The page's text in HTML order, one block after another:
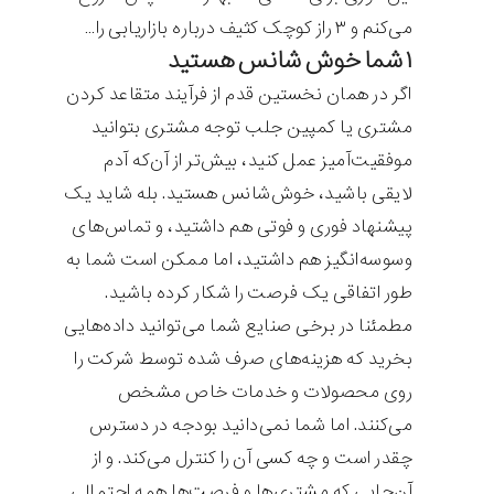
می‌کنم و ۳ راز کوچک کثیف درباره بازاریابی را…
۱ شما خوش شانس هستید
اگر در همان نخستین قدم از فرآیند متقاعد کردن
مشتری یا کمپین جلب توجه مشتری بتوانید
موفقیت‌آمیز عمل کنید، بیش‌تر از آن‌که آدم
لایقی باشید، خوش‌شانس هستید. بله شاید یک
پیشنهاد فوری و فوتی هم داشتید، و تماس‌های
وسوسه‌انگیز هم داشتید، اما ممکن است شما به
طور اتفاقی یک فرصت را شکار کرده باشید.
مطمئنا در برخی صنایع شما می‌توانید داده‌هایی
بخرید که هزینه‌های صرف شده توسط شرکت را
روی محصولات و خدمات خاص مشخص
می‌کنند. اما شما نمی‌دانید بودجه در دسترس
چقدر است و چه کسی آن را کنترل می‌کند. و از